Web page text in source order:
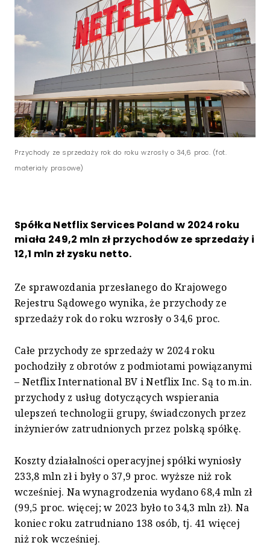
Przychody ze sprzedaży rok do roku wzrosły o 34,6 proc. (fot.
materiały prasowe)
Spółka Netflix Services Poland w 2024 roku
miała 249,2 mln zł przychodów ze sprzedaży i
12,1 mln zł zysku netto.
Ze sprawozdania przesłanego do Krajowego
Rejestru Sądowego wynika, że przychody ze
sprzedaży rok do roku wzrosły o 34,6 proc.
Całe przychody ze sprzedaży w 2024 roku
pochodziły z obrotów z podmiotami powiązanymi
– Netflix International BV i Netflix Inc. Są to m.in.
przychody z usług dotyczących wspierania
ulepszeń technologii grupy, świadczonych przez
inżynierów zatrudnionych przez polską spółkę.
Koszty działalności operacyjnej spółki wyniosły
233,8 mln zł i były o 37,9 proc. wyższe niż rok
wcześniej. Na wynagrodzenia wydano 68,4 mln zł
(99,5 proc. więcej; w 2023 było to 34,3 mln zł). Na
koniec roku zatrudniano 138 osób, tj. 41 więcej
niż rok wcześniej.